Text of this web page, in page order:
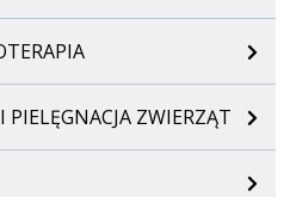
PIELĘGNACJA ZWIERZĄT